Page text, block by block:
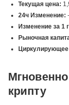
Текущая цена:
24ч Изменение:
Изменение за 1
Рыночная
крипту